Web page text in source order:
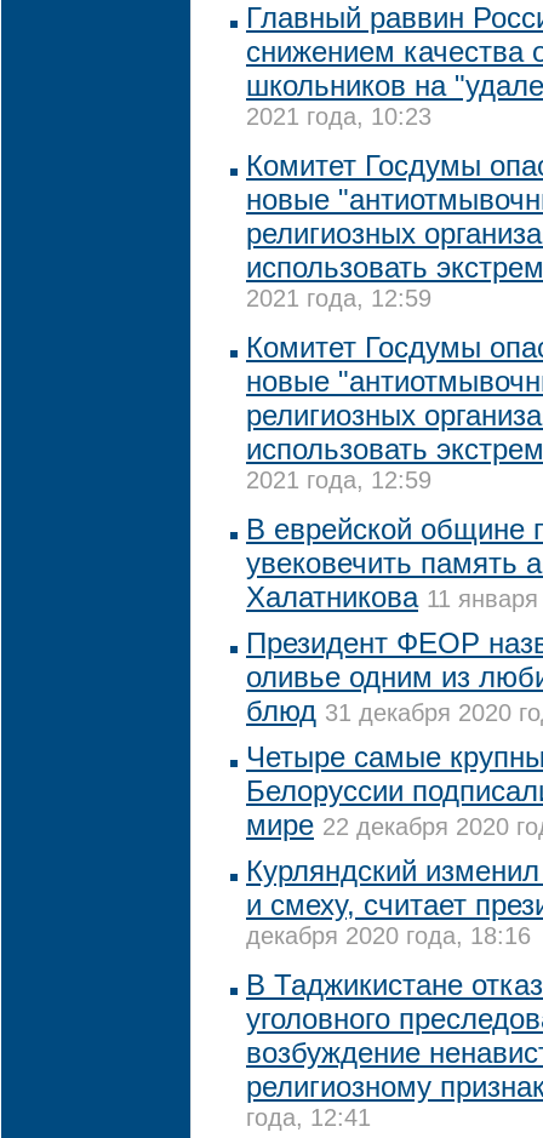
Главный раввин
снижением качества
школьников на
2021 года, 10:23
Комитет Госдумы
новые
религиозных
использовать
2021 года, 12:59
Комитет Госдумы
новые
религиозных
использовать
2021 года, 12:59
В еврейской общине
увековечить память
Халатникова 11
Президент ФЕОР
оливье одним из
блюд 31 декабря 2020
Четыре самые
Белоруссии
мире 22 декабря 2020
Курляндский
и смеху, считает
декабря 2020 года, 18:16
В Таджикистане
уголовного
возбуждение
религиозному
года, 12:41